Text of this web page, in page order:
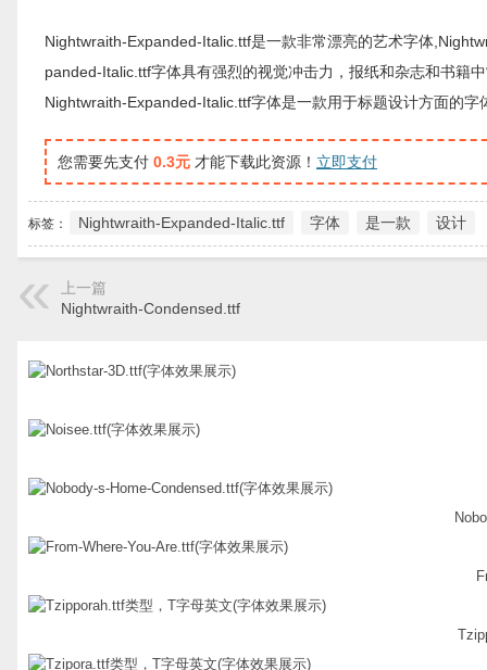
Nightwraith-Expanded-Italic.ttf是一款非常漂亮的艺术字体
panded-Italic.ttf字体具有强烈的视觉冲击力，报纸和杂志和书籍
Nightwraith-Expanded-Italic.ttf字体是一款用于标题设计方面的
您需要先支付 0.3元 才能下载此资源！ 立即支付
标签： Nightwraith-Expanded-Italic.ttf 字体 是一款 设计
上一篇
Nightwraith-Condensed.ttf